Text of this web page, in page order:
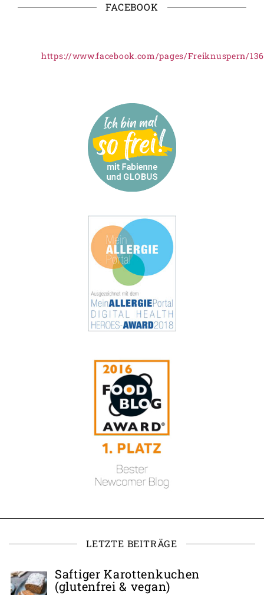
FACEBOOK
https://www.facebook.com/pages/Freiknuspern/
LETZTE BEITRÄGE
Saftiger Karottenkuchen
(glutenfrei & vegan)